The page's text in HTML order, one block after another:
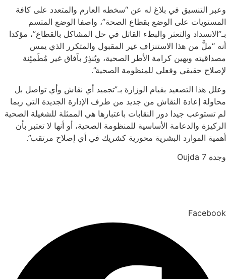
وعبر التنسيق في بلاغ له عن “سخطه العارم والمتعدد على كافة
المستويات على الوضع بقطاع الصحة”، واصفا الوضع المتسم
بـ”الانسداد والتعثر والبطء القاتل في حل المشاكل بالقطاع”، مؤكدا
أنه “ملَّ من هذا الاستنزاف غير المقبول والمتكرر الذي يمس
مصداقيته ويهين كرامة الأطر الصحية، ويُنذِرُ بآفاق غير مُطَمئِنة
لإصلاح حقيقي وفعلي للمنظومة الصحية”.
وعلل هذا التصعيد بقيام الوزارة بـ”تجميد أي نقاش وأي تواصل بل
محاولة إعادة النقاش من جديد من طرف الإدارة الجديدة التي ربما
لم تستوعب جيدا دور النقابات باعتبارها هي الممثلة للشغيلة الصحية
الركيزة والدعامة الأساسية للمنظومة الصحية، أو أنها لا تعتبر بأن
أهمية الموارد البشرية محورية كشريك في أي إصلاح مرتقب”.
وجدة 7 Oujda
Facebook